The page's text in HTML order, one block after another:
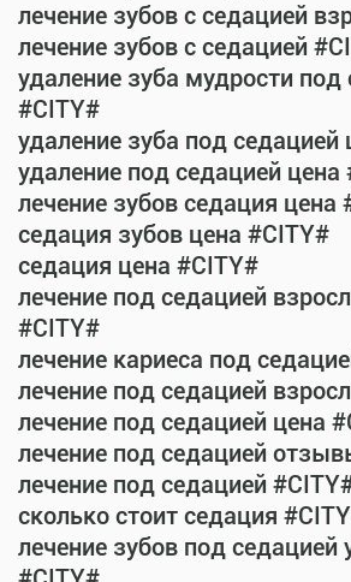
лечение зубов с седацией
лечение зубов с седацией
удаление зуба мудрости под
#CITY#
удаление зуба под седацией
удаление под седацией цена
лечение зубов седация цена
седация зубов цена #CITY#
седация цена #CITY#
лечение под седацией
#CITY#
лечение кариеса под
лечение под седацией
лечение под седацией цена
лечение под седацией
лечение под седацией
сколько стоит седация
лечение зубов под седацией